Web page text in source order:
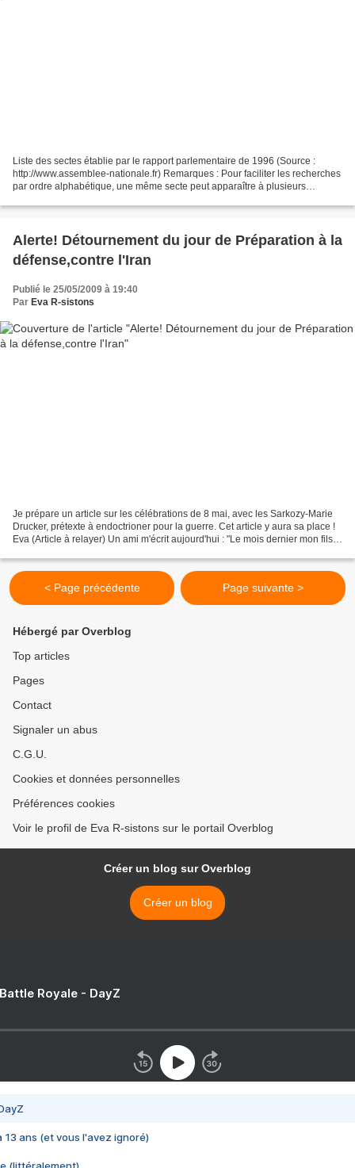
Liste des sectes établie par le rapport parlementaire de 1996 (Source :
http://www.assemblee-nationale.fr) Remarques : Pour faciliter les recherches
par ordre alphabétique, une même secte peut apparaître à plusieurs
Alerte! Détournement du jour de Préparation à la
défense,contre l'Iran
Publié le 25/05/2009 à 19:40
Par Eva R-sistons
Je prépare un article sur les célébrations de 8 mai, avec les Sarkozy-Marie
Drucker, prétexte à endoctrioner pour la guerre. Cet article y aura sa place !
Eva (Article à relayer) Un ami m'écrit aujourd'hui : "Le mois dernier mon fils
< Page précédente Page suivante >
Hébergé par Overblog
Top articles
Pages
Contact
Signaler un abus
C.G.U.
Cookies et données personnelles
Préférences cookies
Voir le profil de Eva R-sistons sur le portail Overblog
Créer un blog sur Overblog
Créer un blog
Royale - DayZ
13 ans (et vous l'avez ignoré)